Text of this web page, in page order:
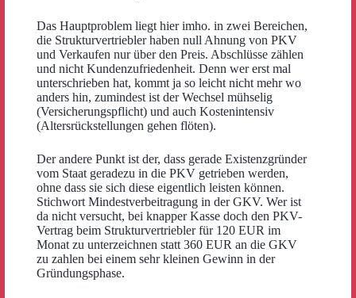
Das Hauptproblem liegt hier imho. in zwei Bereichen,
die Strukturvertriebler haben null Ahnung von PKV
und Verkaufen nur über den Preis. Abschlüsse zählen
und nicht Kundenzufriedenheit. Denn wer erst mal
unterschrieben hat, kommt ja so leicht nicht mehr wo
anders hin, zumindest ist der Wechsel mühselig
(Versicherungspflicht) und auch Kostenintensiv
(Altersrückstellungen gehen flöten).
Der andere Punkt ist der, dass gerade Existenzgründer
vom Staat geradezu in die PKV getrieben werden,
ohne dass sie sich diese eigentlich leisten können.
Stichwort Mindestverbeitragung in der GKV. Wer ist
da nicht versucht, bei knapper Kasse doch den PKV-
Vertrag beim Strukturvertriebler für 120 EUR im
Monat zu unterzeichnen statt 360 EUR an die GKV
zu zahlen bei einem sehr kleinen Gewinn in der
Gründungsphase.